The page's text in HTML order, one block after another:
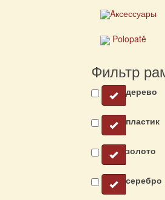
Aксессуары
Polopatě
Фильтр
дерево
пластик
золото
серебро